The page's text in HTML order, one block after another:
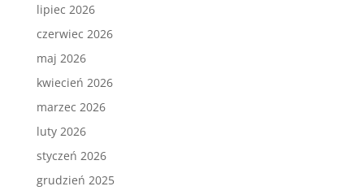
lipiec 2026
czerwiec 2026
maj 2026
kwiecień 2026
marzec 2026
luty 2026
styczeń 2026
grudzień 2025